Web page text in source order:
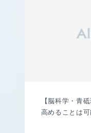
【脳科学・青
高めることは可